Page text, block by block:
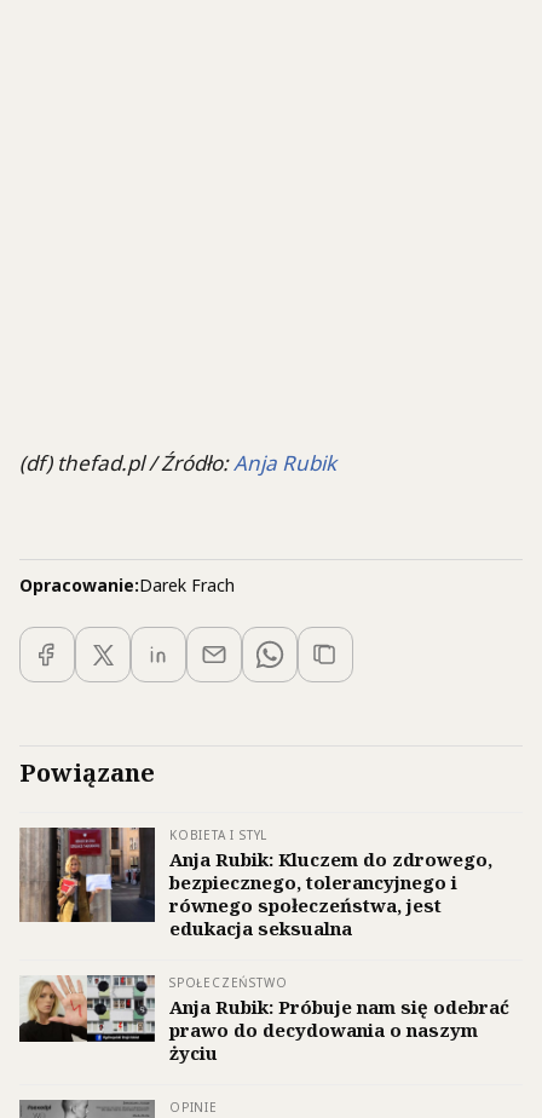
(df) thefad.pl / Źródło:Anja Rubik
Opracowanie:Darek Frach
Powiązane
KOBIETA I STYL
Anja Rubik: Kluczem do zdrowego,
bezpiecznego, tolerancyjnego i
równego społeczeństwa, jest
edukacja seksualna
SPOŁECZEŃSTWO
Anja Rubik: Próbuje nam się odebrać
prawo do decydowania o naszym
życiu
OPINIE